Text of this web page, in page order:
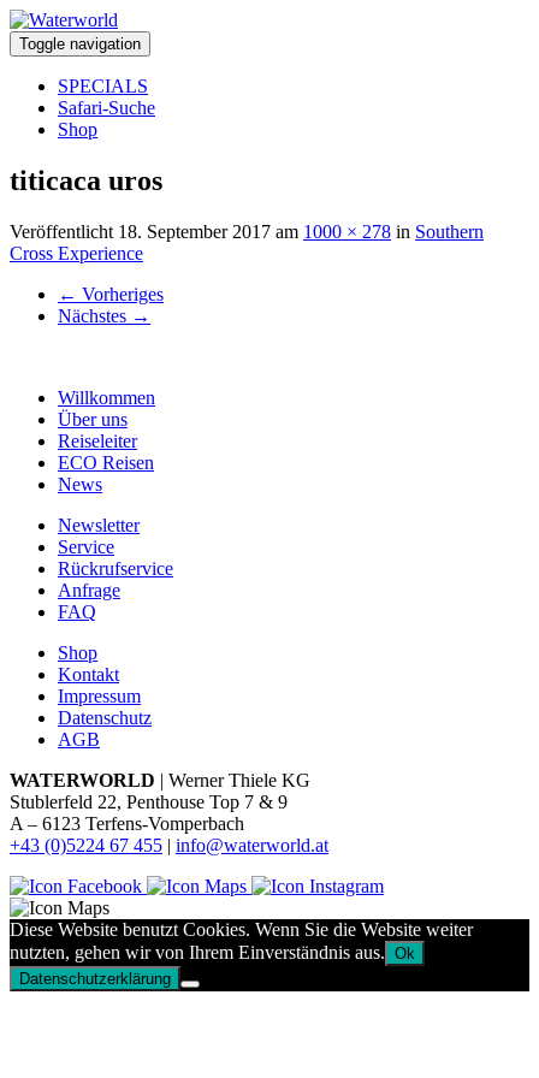
Toggle navigation
SPECIALS
Safari-Suche
Shop
titicaca uros
Veröffentlicht 18. September 2017 am 1000 × 278 in Southern
Cross Experience
← Vorheriges
Nächstes →
Willkommen
Über uns
Reiseleiter
ECO Reisen
News
Newsletter
Service
Rückrufservice
Anfrage
FAQ
Shop
Kontakt
Impressum
Datenschutz
AGB
WATERWORLD | Werner Thiele KG
Stublerfeld 22, Penthouse Top 7 & 9
A – 6123 Terfens-Vomperbach
+43 (0)5224 67 455 | info@waterworld.at
Diese Website benutzt Cookies. Wenn Sie die Website weiter
nutzten, gehen wir von Ihrem Einverständnis aus. Ok
Datenschutzerklärung